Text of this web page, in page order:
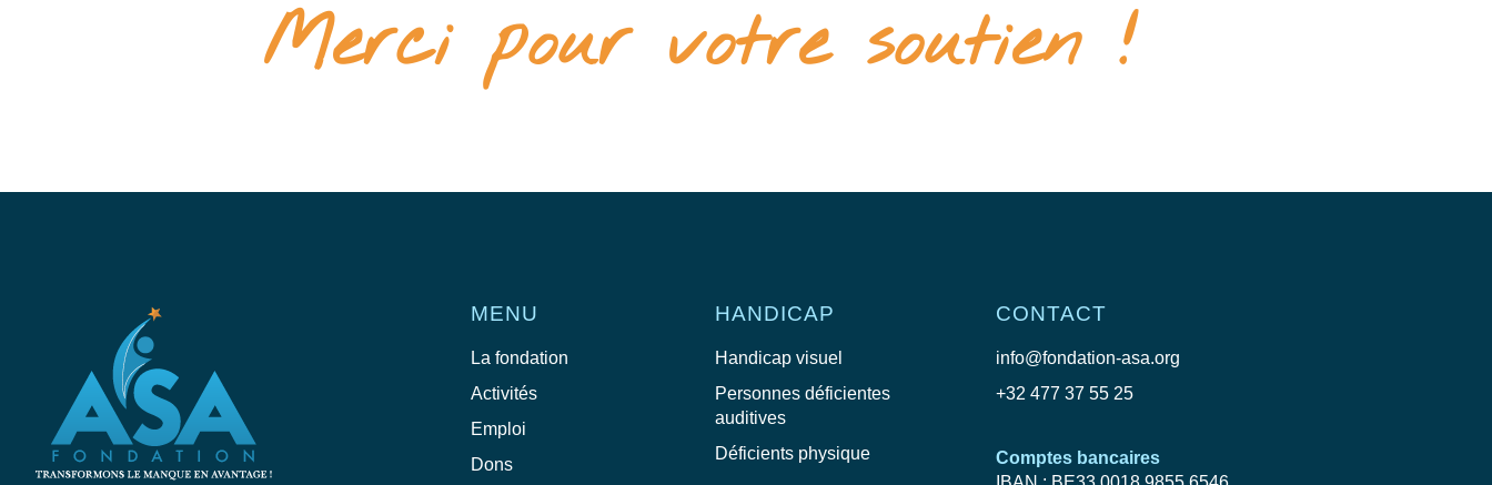
Merci pour votre soutien !
MENU
La fondation
Activités
Emploi
Dons
HANDICAP
Handicap visuel
Personnes déficientes
auditives
Déficients physique
CONTACT
info@fondation-asa.org
+32 477 37 55 25
Comptes bancaires